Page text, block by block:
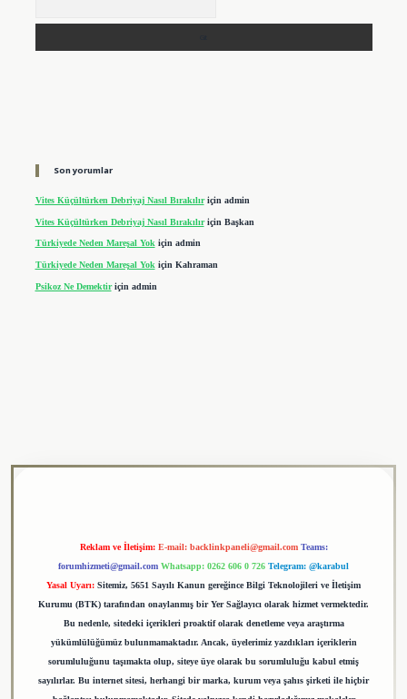
Son yorumlar
Vites Küçültürken Debriyaj Nasıl Bırakılıriçin admin
Vites Küçültürken Debriyaj Nasıl Bırakılıriçin Başkan
Türkiyede Neden Mareşal Yokiçin admin
Türkiyede Neden Mareşal Yok için Kahraman
Psikoz Ne Demektiriçin admin
Reklam ve İletişim: E-mail: backlinkpaneli@gmail.com Teams:
forumhizmeti@gmail.com Whatsapp: 0262 606 0 726 Telegram: @karabul
Yasal Uyarı: Sitemiz, 5651 Sayılı Kanun gereğince Bilgi Teknolojileri ve İletişim
Kurumu (BTK) tarafından onaylanmış bir Yer Sağlayıcı olarak hizmet vermektedir.
Bu nedenle, sitedeki içerikleri proaktif olarak denetleme veya araştırma
yükümlülüğümüz bulunmamaktadır. Ancak, üyelerimiz yazdıkları içeriklerin
sorumluluğunu taşımakta olup, siteye üye olarak bu sorumluluğu kabul etmiş
sayılırlar. Bu internet sitesi, herhangi bir marka, kurum veya şahıs şirketi ile hiçbir